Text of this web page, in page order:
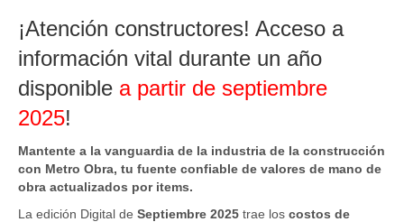
¡Atención constructores! Acceso a
información vital durante un año
disponible a partir de septiembre
2025!
Mantente a la vanguardia de la industria de la construcción
con Metro Obra, tu fuente confiable de valores de mano de
obra actualizados por items.
La edición Digital de Septiembre 2025 trae los costos de